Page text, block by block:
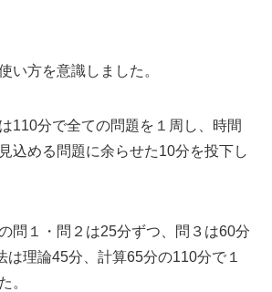
い方を意識しました。
110分で全ての問題を１周し、時間
込める問題に余らせた10分を投下し
問１・問２は25分ずつ、問３は60分
は理論45分、計算65分の110分で１
。